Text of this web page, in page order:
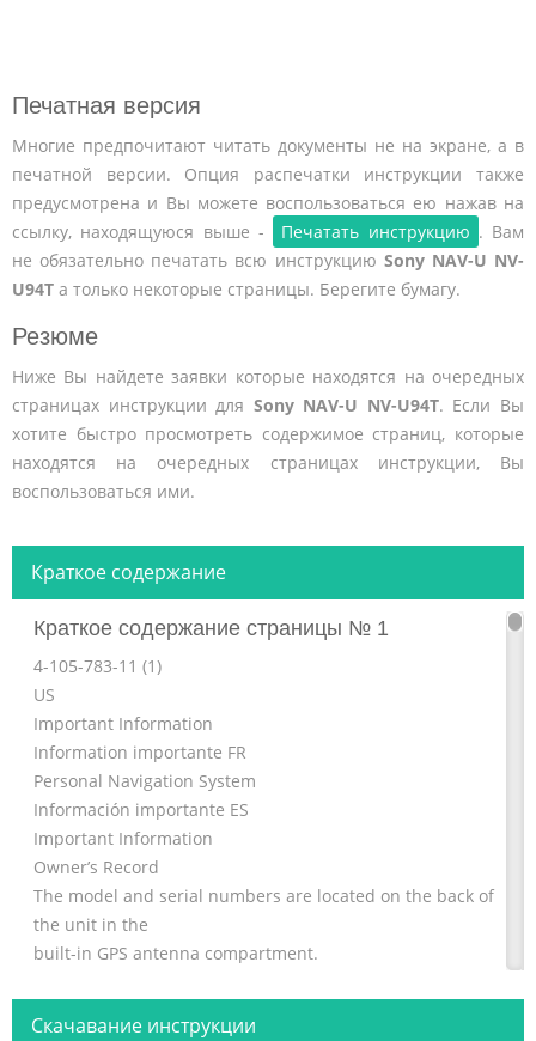
Печатная версия
Многие предпочитают читать документы не на экране, а в
печатной версии. Опция распечатки инструкции также
предусмотрена и Вы можете воспользоваться ею нажав на
ссылку, находящуюся выше -
Печатать инструкцию . Вам
не обязательно печатать всю инструкцию Sony NAV-U NV-
U94T а только некоторые страницы. Берегите бумагу.
Резюме
Ниже Вы найдете заявки которые находятся на очередных
страницах инструкции для Sony NAV-U NV-U94T. Если Вы
хотите быстро просмотреть содержимое страниц, которые
находятся на очередных страницах инструкции, Вы
воспользоваться ими.
Краткое содержание
Краткое содержание страницы № 1
4-105-783-11 (1)
US
Important Information
Information importante FR
Personal Navigation System
Información importante ES
Important Information
Owner’s Record
The model and serial numbers are located on the back of
the unit in the
built-in GPS antenna compartment.
Скачавание инструкции